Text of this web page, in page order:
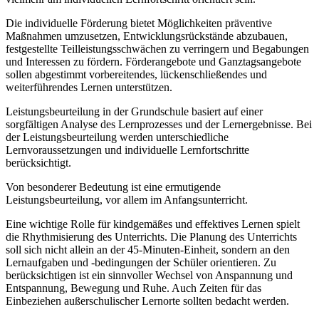
Die individuelle Förderung bietet Möglichkeiten präventive
Maßnahmen umzusetzen, Entwicklungsrückstände abzubauen,
festgestellte Teilleistungsschwächen zu verringern und Begabungen
und Interessen zu fördern. Förderangebote und Ganztagsangebote
sollen abgestimmt vorbereitendes, lückenschließendes und
weiterführendes Lernen unterstützen.
Leistungsbeurteilung in der Grundschule basiert auf einer
sorgfältigen Analyse des Lernprozesses und der Lernergebnisse. Bei
der Leistungsbeurteilung werden unterschiedliche
Lernvoraussetzungen und individuelle Lernfortschritte
berücksichtigt.
Von besonderer Bedeutung ist eine ermutigende
Leistungsbeurteilung, vor allem im Anfangsunterricht.
Eine wichtige Rolle für kindgemäßes und effektives Lernen spielt
die Rhythmisierung des Unterrichts. Die Planung des Unterrichts
soll sich nicht allein an der 45-Minuten-Einheit, sondern an den
Lernaufgaben und -bedingungen der Schüler orientieren. Zu
berücksichtigen ist ein sinnvoller Wechsel von Anspannung und
Entspannung, Bewegung und Ruhe. Auch Zeiten für das
Einbeziehen außerschulischer Lernorte sollten bedacht werden.